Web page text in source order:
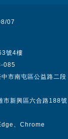
07
號4樓
085
市南屯區公益路二段
新興區六合路188號
、Chrome